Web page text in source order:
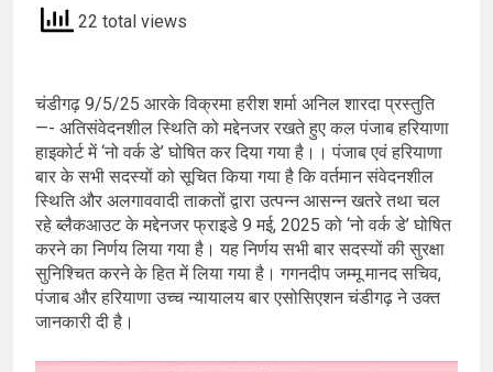
22 total views
चंडीगढ़ 9/5/25 आरके विक्रमा हरीश शर्मा अनिल शारदा प्रस्तुति
—- अतिसंवेदनशील स्थिति को मद्देनजर रखते हुए कल पंजाब हरियाणा
हाइकोर्ट में ‘नो वर्क डे’ घोषित कर दिया गया है।। पंजाब एवं हरियाणा
बार के सभी सदस्यों को सूचित किया गया है कि वर्तमान संवेदनशील
स्थिति और अलगाववादी ताकतों द्वारा उत्पन्न आसन्न खतरे तथा चल
रहे ब्लैकआउट के मद्देनजर फ्राइडे 9 मई, 2025 को ‘नो वर्क डे’ घोषित
करने का निर्णय लिया गया है। यह निर्णय सभी बार सदस्यों की सुरक्षा
सुनिश्चित करने के हित में लिया गया है। गगनदीप जम्मू मानद सचिव,
पंजाब और हरियाणा उच्च न्यायालय बार एसोसिएशन चंडीगढ़ ने उक्त
जानकारी दी है।